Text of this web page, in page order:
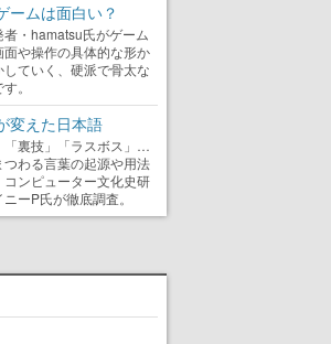
ームは面白い？
者・hamatsu氏がゲーム
面や操作の具体的な形か
していく、硬派で骨太な
。
変えた日本語
「裏技」「ラスボス」…
つわる言葉の起源や用法
コンピューター文化史研
ーP氏が徹底調査。